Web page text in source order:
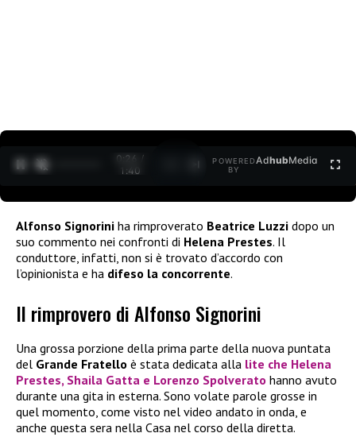
0:28 /
1:40
POWERED
BY
AdhubMedia
Alfonso Signorini ha rimproverato Beatrice Luzzi dopo un
suo commento nei confronti di Helena Prestes. Il
conduttore, infatti, non si è trovato d’accordo con
l’opinionista e ha difeso la concorrente.
Il rimprovero di Alfonso Signorini
Una grossa porzione della prima parte della nuova puntata
del Grande Fratello è stata dedicata alla lite che Helena
Prestes, Shaila Gatta e Lorenzo Spolverato hanno avuto
durante una gita in esterna. Sono volate parole grosse in
quel momento, come visto nel video andato in onda, e
anche questa sera nella Casa nel corso della diretta.